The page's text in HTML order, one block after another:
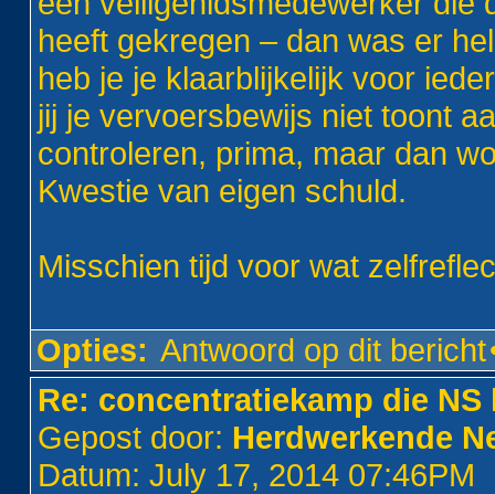
heeft gekregen – dan was er
heb je je klaarblijkelijk voor
jij je vervoersbewijs niet toont
controleren, prima, maar dan
Kwestie van eigen schuld.
Misschien tijd voor wat
Opties: Antwoord op dit bericht
Re: concentratiekamp die NS
Gepost door: Herdwerkende
Datum: July 17, 2014 07:46PM